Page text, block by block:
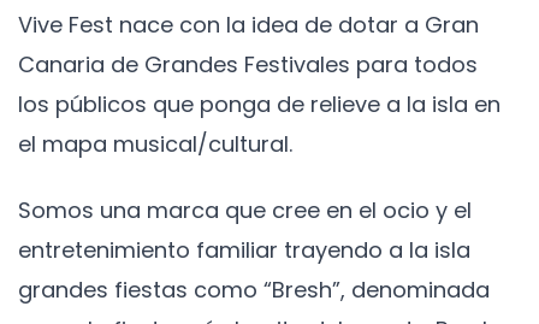
Vive Fest nace con la idea de dotar a Gran
Canaria de Grandes Festivales para todos
los públicos que ponga de relieve a la isla en
el mapa musical/cultural.
Somos una marca que cree en el ocio y el
entretenimiento familiar trayendo a la isla
grandes fiestas como “Bresh”, denominada